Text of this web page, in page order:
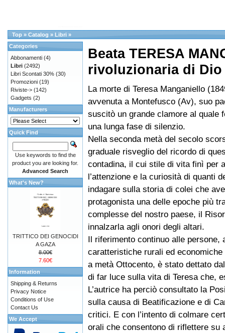
Top » Catalog » Libri »
Beata TERESA
rivoluzionaria di Dio
La morte di Teresa Manganiello
avvenuta a Montefusco (Av), suo
suscitò un grande clamore al quale
una lunga fase di silenzio.
Nella seconda metà del secolo
graduale risveglio del ricordo di
contadina, il cui stile di vita finì per
l’attenzione e la curiosità di quanti
indagare sulla storia di colei che
protagonista una delle epoche più
complesse del nostro paese, il
innalzarla agli onori degli altari.
Il riferimento continuo alle persone,
caratteristiche rurali ed
a metà Ottocento, è stato dettato
di far luce sulla vita di Teresa che,
L’autrice ha perciò consultato la
sulla causa di Beatificazione e di
critici. E con l’intento di colmare
orali che consentono di riflettere su
Categories
Abbonamenti (4)
Libri (2492)
Libri Scontati 30% (30)
Promozioni (19)
Riviste-> (142)
Gadgets (2)
Manufacturers
Quick Find
Use keywords to find the
product you are looking for.
Advanced Search
What's New?
TRITTICO DEI GENOCIDI
A GAZA
8.00€
7.60€
Information
Shipping & Returns
Privacy Notice
Conditions of Use
Contact Us
We Accept